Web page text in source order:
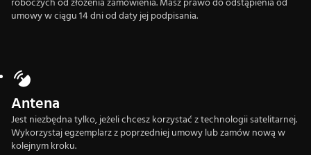
umowy w ciągu 14 dni od daty jej podpisania.
Antena
Jest niezbędna tylko, jeżeli chcesz korzystać z technologii satelitarnej.
Wykorzystaj egzemplarz z poprzedniej umowy lub zamów nową w
kolejnym kroku.